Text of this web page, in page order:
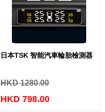
日本TSK 智能汽車輪胎檢測器
HKD 1280.00
HKD 798.00